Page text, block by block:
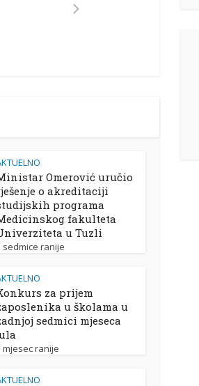
Omerović uručio
o akreditaciji
programa
fakulteta
u Tuzli
sedmice ranije
za prijem
u školama u
sedmici mjeseca
mjesec ranije